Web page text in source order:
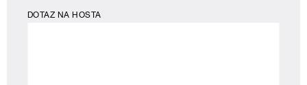
DOTAZ NA HOSTA